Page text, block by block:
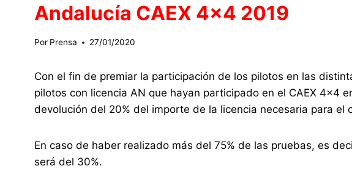
Andalucía CAEX 4×4 2019
Por Prensa 27/01/2020
Con el fin de premiar la participación de los pilotos en las
pilotos con licencia AN que hayan participado en el CAEX 4×4
devolución del 20% del importe de la licencia necesaria para el
En caso de haber realizado más del 75% de las pruebas, es
será del 30%.